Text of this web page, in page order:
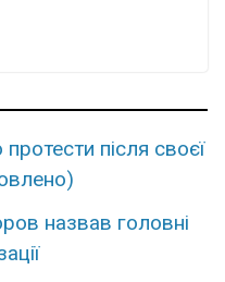
після своєї
назвав головні